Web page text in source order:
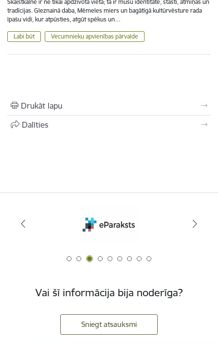
Skaistkalne ir ne tikai apdzīvota vieta; tā ir mūsu identitāte, stāsti, atmiņas un
tradīcijas. Gleznainā daba, Mēmeles miers un bagātīgā kultūrvēsture rada
īpašu vidi, kur atpūsties, atgūt spēkus un…
Labi būt Vecumnieku apvienības pārvalde
Drukāt lapu
Dalīties
Vai šī informācija bija noderīga?
Sniegt atsauksmi